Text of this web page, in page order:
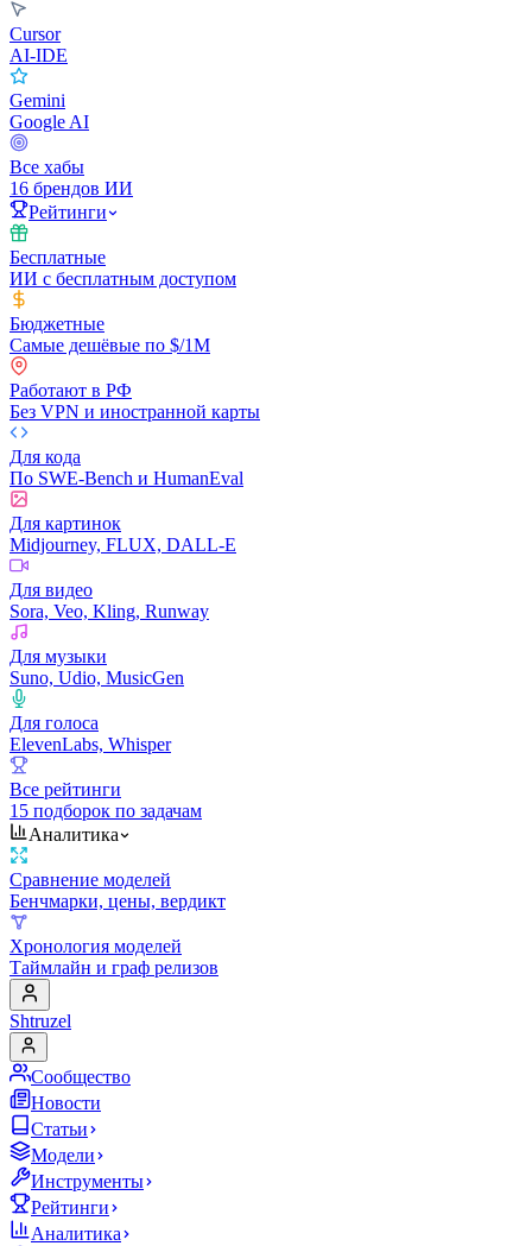
Cursor
AI-IDE
Gemini
Google AI
Все хабы
16 брендов ИИ
Рейтинги
Бесплатные
ИИ с бесплатным доступом
Бюджетные
Самые дешёвые по $/1M
Работают в РФ
Без VPN и иностранной карты
Для кода
По SWE-Bench и HumanEval
Для картинок
Midjourney, FLUX, DALL-E
Для видео
Sora, Veo, Kling, Runway
Для музыки
Suno, Udio, MusicGen
Для голоса
ElevenLabs, Whisper
Все рейтинги
15 подборок по задачам
Аналитика
Сравнение моделей
Бенчмарки, цены, вердикт
Хронология моделей
Таймлайн и граф релизов
Shtruzel
Сообщество
Новости
Статьи
Модели
Инструменты
Рейтинги
Аналитика